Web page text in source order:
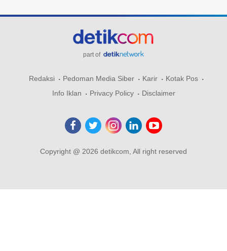
part of
Redaksi Pedoman Media Siber Karir
Kotak Pos
Info Iklan
Privacy Policy Disclaimer
Copyright @ 2026 detikcom, All right reserved